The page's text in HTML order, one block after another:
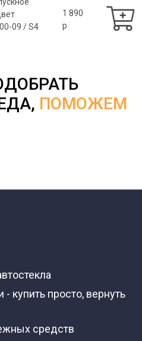
09 / S4
1 890
p
ПОМОЖЕМ
купить просто, вернуть
средств